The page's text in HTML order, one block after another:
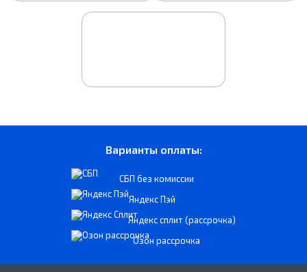
Варианты оплаты:
СБП без комиссии
Яндекс Пэй
Яндекс сплит (рассрочка)
Озон рассрочка